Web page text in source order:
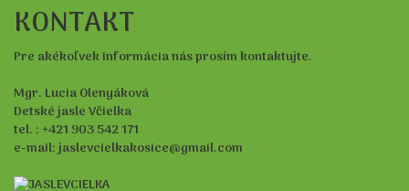
KONTAKT
Pre akékoľvek informácia nás prosím kontaktujte.
Mgr. Lucia Olenyáková
Detské jasle Včielka
tel. : +421 903 542 171
e-mail: jaslevcielkakosice@gmail.com